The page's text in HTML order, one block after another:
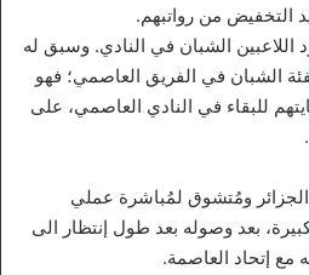
التخفيض من رواتبهم.
اللاعبين الشبان في النادي. وسبق له
الشبان في الفريق العاصمي؛ فهو
للبقاء في النادي العاصمي، على
ومُتشوق لمُباشرة عملي
بعد وصوله بعد طول إنتظار الى
مع إتحاد العاصمة.